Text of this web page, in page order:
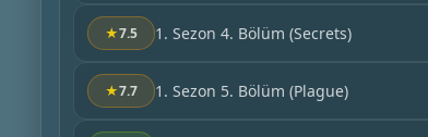
★7.5 1. Sezon 4. Bölüm (Secrets)
★7.7 1. Sezon 5. Bölüm (Plague)